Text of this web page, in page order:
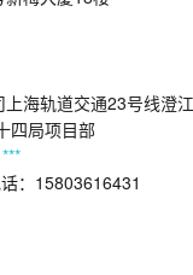
海轨道交通23号线澄
四局项目部
***
15803616431